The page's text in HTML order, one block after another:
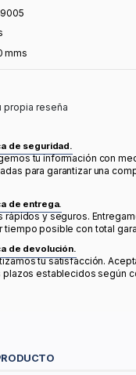
mms
propia reseña
de seguridad.
tu información con
para garantizar una
de entrega.
rápidos y seguros.
tiempo posible con total
de devolución.
tu satisfacción.
plazos establecidos según